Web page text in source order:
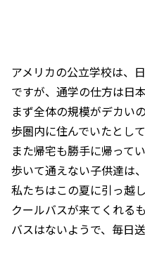
アメリカの公立学校は、
ですが、通学の仕方は日
まず全体の規模がデカい
歩圏内に住んでいたとし
また帰宅も勝手に帰って
歩いて通えない子供達は
私たちはこの夏に引っ越
クールバスが来てくれる
バスはないようで、毎日